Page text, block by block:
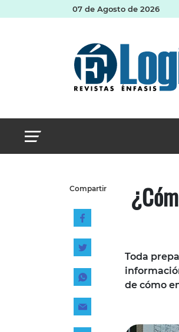
07 de Agosto de 2026
Compartir
Toda
de cómo